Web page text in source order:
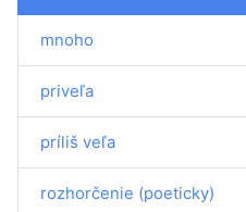
mnoho
priveľa
príliš veľa
rozhorčenie (poeticky)